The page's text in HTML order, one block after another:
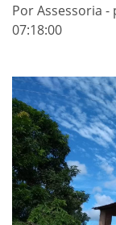
Por Assessoria -
07:18:00